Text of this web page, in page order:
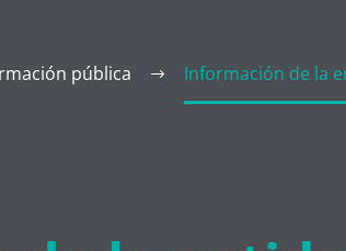
pública Información de la